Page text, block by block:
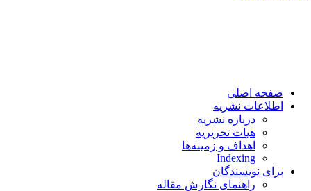
صفحه اصلی
اطلاعات نشریه
درباره نشریه
هیات تحریریه
اهداف و زمینه‌ها
Indexing
برای نویسندگان
راهنمای نگارش مقاله